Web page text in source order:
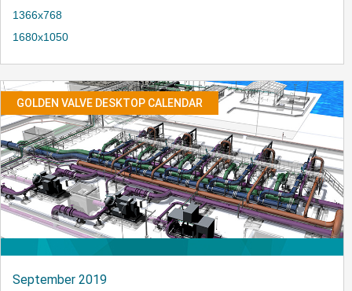
1366x768
1680x1050
GOLDEN VALVE DESKTOP CALENDAR
September 2019